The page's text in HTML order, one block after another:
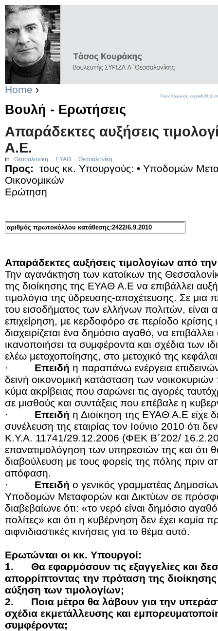
Home ›
Βουλή - Ερωτήσεις
Απαράδεκτες αυξήσεις
Α.Ε.
in Θεσσαλονίκη ΕΥΑΘ Θεσσαλονίκη
Προς:
τους κκ. Υπουργούς: • Υποδομών
Οικονομικών
Ερώτηση
αριθμός πρωτοκόλλου κατάθεσης:2422/6.9.2010
Απαράδεκτες αυξήσεις τιμολογίων από
Την αγανάκτηση των κατοίκων της
της διοίκησης της ΕΥΑΘ Α.Ε να επιβάλλει
τιμολόγια της ύδρευσης-αποχέτευσης. Σε μια
του εισοδήματος των ελλήνων πολιτών, είναι
επιχείρηση, με κερδοφόρο σε περίοδο κρίσης
διαχειρίζεται ένα δημόσιο αγαθό, να
ικανοποιήσει τα συμφέροντα και σχέδια των
ελέω μετοχοποίησης, στο μετοχικό της
·
Επειδή η παραπάνω ενέργεια
δεινή οικονομική κατάσταση των
κύμα ακρίβειας που σαρώνει τις αγορές
σε μισθούς και συντάξεις που επέβαλε η
·
Επειδή η Διοίκηση της ΕΥΑΘ Α.Ε είχε
συνέλευση της εταιρίας τον Ιούνιο 2010 ότι
Κ.Υ.Α. 11741/29.12.2006 (ΦΕΚ Β΄202/
επανατιμολόγηση των υπηρεσιών της και ότι
διαβούλευση με τους φορείς της πόλης πριν
απόφαση.
·
Επειδή ο γενικός γραμματέας
Υποδομών Μεταφορών και Δικτύων σε
διαβεβαίωνε ότι: «το νερό είναι δημόσιο
πολίτες» και ότι η κυβέρνηση δεν έχει καμία
αιφνιδιαστικές κινήσεις για το θέμα αυτό.
Ερωτώνται οι κκ. Υπουργοί:
1.
Θα εφαρμόσουν τις εξαγγελίες και
απορρίπτοντας την πρόταση της
αύξηση των τιμολογίων;
2.
Ποια μέτρα θα λάβουν για την
σχέδια εκμετάλλευσης και
συμφέροντα;
Τάσος Κουράκης, copyleft 2010,